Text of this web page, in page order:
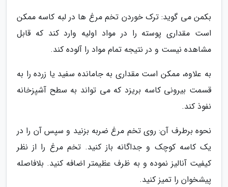
بکمن می گوید: ترک خوردن تخم مرغ ها در لبه کاسه ممکن
است مقداری پوسته را در مواد اولیه وارد کند که قابل
مشاهده نیست و در نتیجه تمام مواد را آلوده کند.
به علاوه، ممکن است مقداری به جامانده سفید یا زرده را به
قسمت بیرونی کاسه بریزد که می تواند به سطح آشپزخانه
نفوذ کند.
نحوه برطرف آن: روی تخم مرغ ضربه بزنید و سپس آن را در
یک کاسه کوچک و جداگانه باز کنید. تخم مرغ را از نظر
کیفیت آنالیز نموده و به ظرف عظیمتر اضافه کنید. بلافاصله
پیشخوان را تمیز کنید.